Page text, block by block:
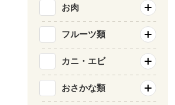
お肉
フルーツ類
カニ・エビ
おさかな類